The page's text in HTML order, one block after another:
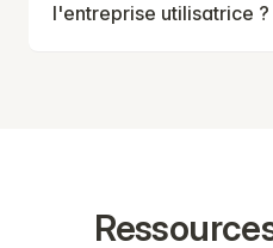
l'entreprise utilisatrice ?